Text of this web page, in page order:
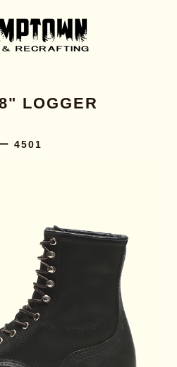
LOGGER
4501